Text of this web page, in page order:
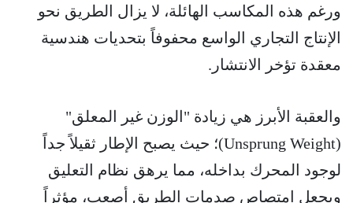
ورغم هذه المكاسب الهائلة، لا يزال الطريق نحو
الإنتاج التجاري الواسع محفوفاً بتحديات هندسية
معقدة تؤخر الانتشار.
والعقبة الأبرز هي زيادة "الوزن غير المعلق"
(Unsprung Weight)؛ حيث يصبح الإطار ثقيلاً جداً
لوجود المحرك بداخله، مما يرهق نظام التعليق
ويجعل امتصاص صدمات الطريق أصعب، مؤثراً